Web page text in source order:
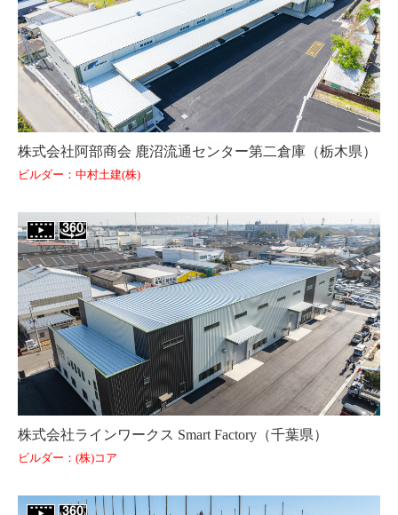
株式会社阿部商会 鹿沼流通センター第二倉庫（栃木県）
ビルダー：中村土建(株)
株式会社ラインワークス Smart Factory（千葉県）
ビルダー：(株)コア